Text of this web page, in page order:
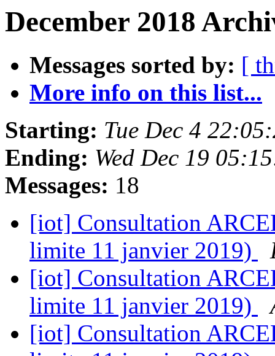
December 2018
Messages sorted by: [
More info on this list...
Starting: Tue Dec 4
Ending: Wed Dec 19
Messages: 18
[iot] Consultation
limite 11 janvier 2019)
[iot] Consultation
limite 11 janvier 2019)
[iot] Consultation